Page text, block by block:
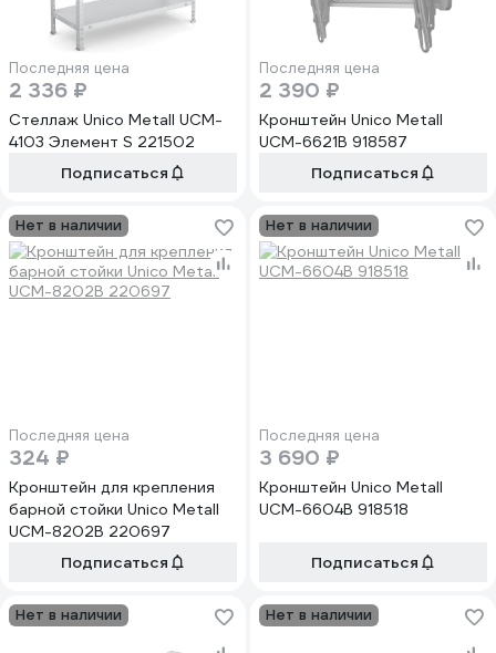
Последняя цена
2 336 ₽
Стеллаж Unico Metall UCM-
4103 Элемент S 221502
Подписаться
Последняя цена
2 390 ₽
Кронштейн Unico Metall
UCM-6621B 918587
Подписаться
Нет в наличии
Последняя цена
324 ₽
Кронштейн для крепления
барной стойки Unico Metall
UCM-8202B 220697
Подписаться
Нет в наличии
Последняя цена
3 690 ₽
Кронштейн Unico Metall
UCM-6604B 918518
Подписаться
Нет в наличии Нет в наличии